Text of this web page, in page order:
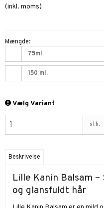
(inkl. moms)
Mængde:
75ml
150 ml.
Vælg Variant
stk.
Beskrivelse
Lille Kanin Balsam
og glansfuldt hår